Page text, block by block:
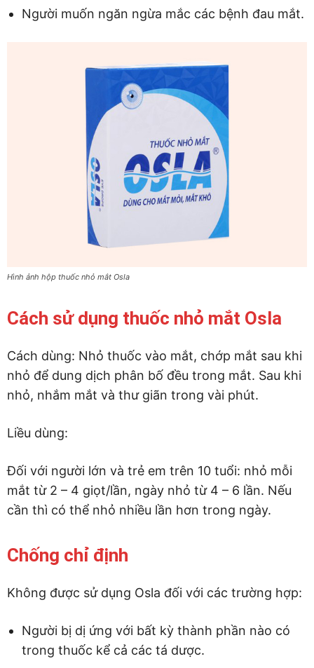
Người muốn ngăn ngừa mắc các bệnh đau mắt.
Hình ảnh hộp thuốc nhỏ mắt Osla
Cách sử dụng thuốc nhỏ mắt Osla
Cách dùng: Nhỏ thuốc vào mắt, chớp mắt sau khi
nhỏ để dung dịch phân bố đều trong mắt. Sau khi
nhỏ, nhắm mắt và thư giãn trong vài phút.
Liều dùng:
Đối với người lớn và trẻ em trên 10 tuổi: nhỏ mỗi
mắt từ 2 – 4 giọt/lần, ngày nhỏ từ 4 – 6 lần. Nếu
cần thì có thể nhỏ nhiều lần hơn trong ngày.
Chống chỉ định
Không được sử dụng Osla đối với các trường hợp:
Người bị dị ứng với bất kỳ thành phần nào có
trong thuốc kể cả các tá dược.